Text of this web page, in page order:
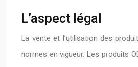
L’aspect légal
La vente et l’utilisation des
normes en vigueur. Les produits